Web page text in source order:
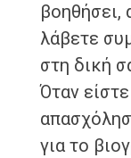
βοηθήσει,
λάβετε
στη δική
Όταν
για το